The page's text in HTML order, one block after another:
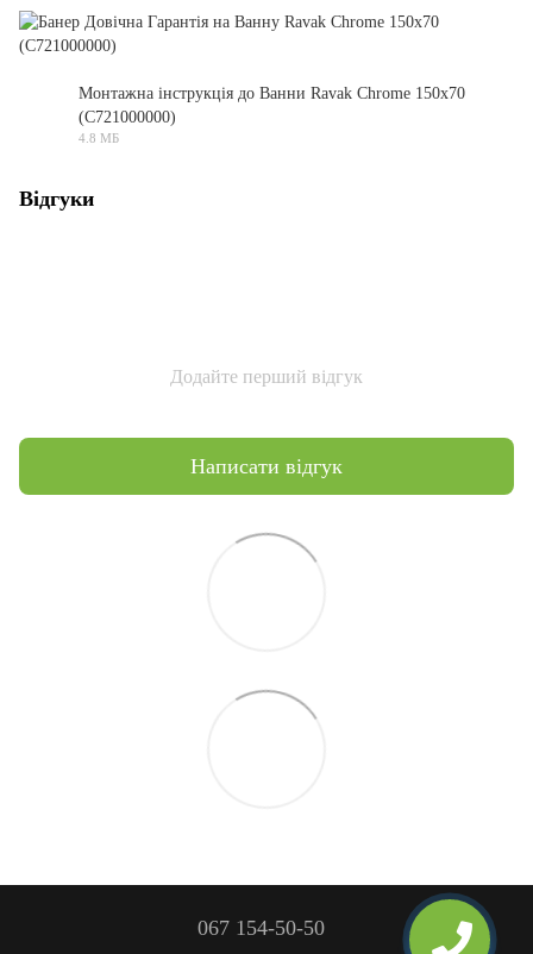
Монтажна інструкція до Ванни Ravak Chrome 150x70
(C721000000)
4.8 МБ
Відгуки
Додайте перший відгук
Написати відгук
067 154-50-50